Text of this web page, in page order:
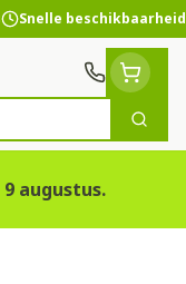
Snelle beschikbaarheid
Zoek
augustus.